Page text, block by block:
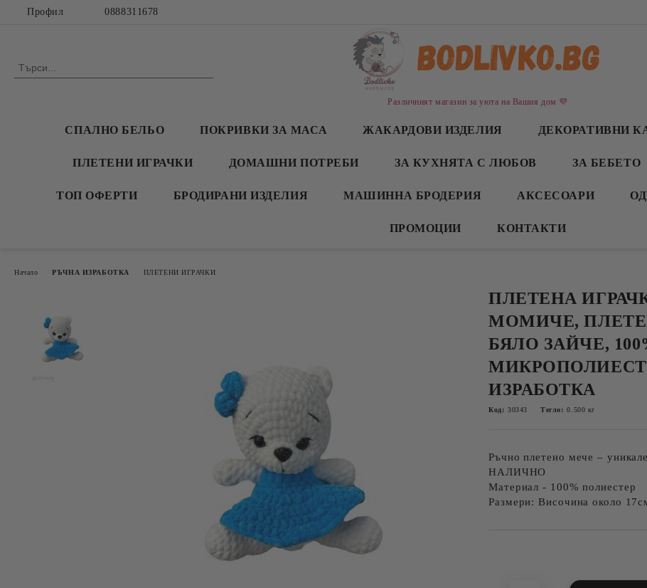
Профил 0888311678
Различният магазин за уюта на Вашия дом 💜
СПАЛНО БЕЛЬО ПОКРИВКИ ЗА МАСА ЖАКАРДОВИ ИЗДЕЛИЯ ДЕКОРАТИВНИ
ПЛЕТЕНИ ИГРАЧКИ ДОМАШНИ ПОТРЕБИ ЗА КУХНЯТА С ЛЮБОВ ЗА БЕБЕТО
ТОП ОФЕРТИ БРОДИРАНИ ИЗДЕЛИЯ МАШИННА БРОДЕРИЯ АКСЕСОАРИ
ПРОМОЦИИ КОНТАКТИ
Начало РЪЧНА ИЗРАБОТКА ПЛЕТЕНИ ИГРАЧКИ
ПЛЕТЕНА
МОМИЧЕ,
БЯЛО ЗАЙЧЕ,
ИЗРАБОТКА
Код: 30343 Тегло: 0.500 кг
Ръчно плетено мече –
НАЛИЧНО
Материал - 100% полиестер
Размери: Височина около